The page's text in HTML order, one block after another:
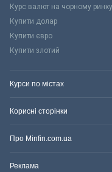
Курс валют на чорному ринку
Купити долар
Купити євро
Купити злотий
Курси по містах
Корисні сторінки
Про Minfin.com.ua
Реклама